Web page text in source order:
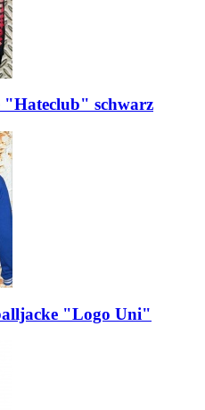
"Hateclub" schwarz
"Logo Uni"